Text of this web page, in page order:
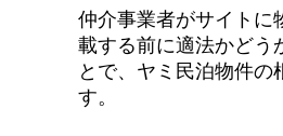
仲介事業者がサイトに
載する前に適法かどう
とで、ヤミ民泊物件の
す。